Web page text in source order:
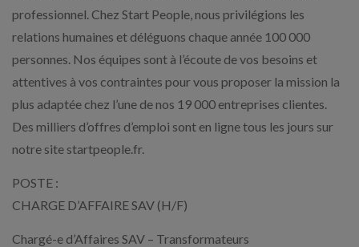
professionnel. Chez Start People, nous privilégions les
relations humaines et déléguons chaque année 100 000
personnes. Nos équipes sont à l’écoute de vos besoins et
attentives à vos contraintes pour vous proposer la mission la
plus adaptée chez l’une de nos 19 000 entreprises clientes.
Des milliers d’offres d’emploi sont en ligne tous les jours sur
notre site startpeople.fr.
POSTE :
CHARGE D’AFFAIRE SAV (H/F)
Chargé-e d’Affaires SAV – Transformateurs